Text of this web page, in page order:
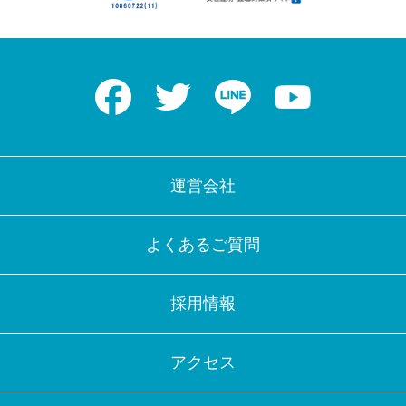
Facebook Twitter LINE
運営会社
よくあるご質問
採用情報
アクセス